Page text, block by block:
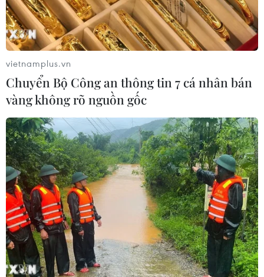
TIN CÙNG CHUYÊN MỤC
Chiến dịch siết nhập cư của Mỹ tăng
tốc, ICE bắt giữ 51.000 người
09/08/2026 06:56
Bạn bè Canada chia sẻ về giá trị độc
lập, tự chủ của Việt Nam
vietnamplus.vn
Chuyển Bộ Công an thông tin 7 cá nhân bán
vàng không rõ nguồn gốc